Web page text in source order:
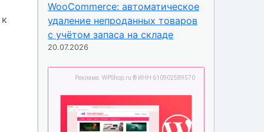
WooCommerce: автоматическое
удаление непроданных товаров
с учётом запаса на складе
20.07.2026